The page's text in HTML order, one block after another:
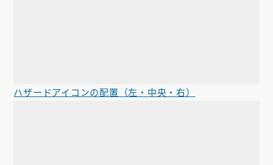
ハザードアイコンの配置（左・中央・右）